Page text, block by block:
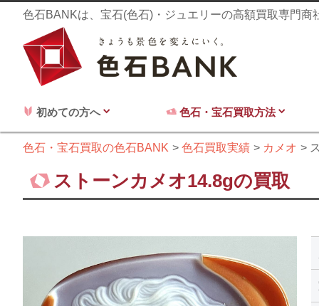
色石BANKは、宝石(色石)・ジュエリーの高額買取専門
初めての方へ 色石・宝石買取方法
色石・宝石買取の色石BANK 色石買取実績 カメオ
ストーンカメオ14.8gの買取